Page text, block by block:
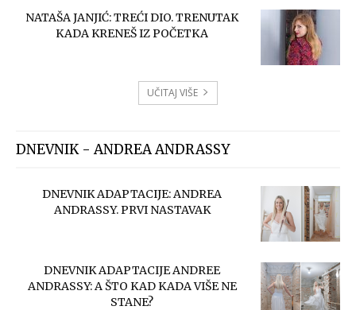
NATAŠA JANJIĆ: TREĆI DIO. TRENUTAK
KADA KRENEŠ IZ POČETKA
UČITAJ VIŠE
DNEVNIK - ANDREA ANDRASSY
DNEVNIK ADAPTACIJE: ANDREA
ANDRASSY. PRVI NASTAVAK
DNEVNIK ADAPTACIJE ANDREE
ANDRASSY: A ŠTO KAD KADA VIŠE NE
STANE?